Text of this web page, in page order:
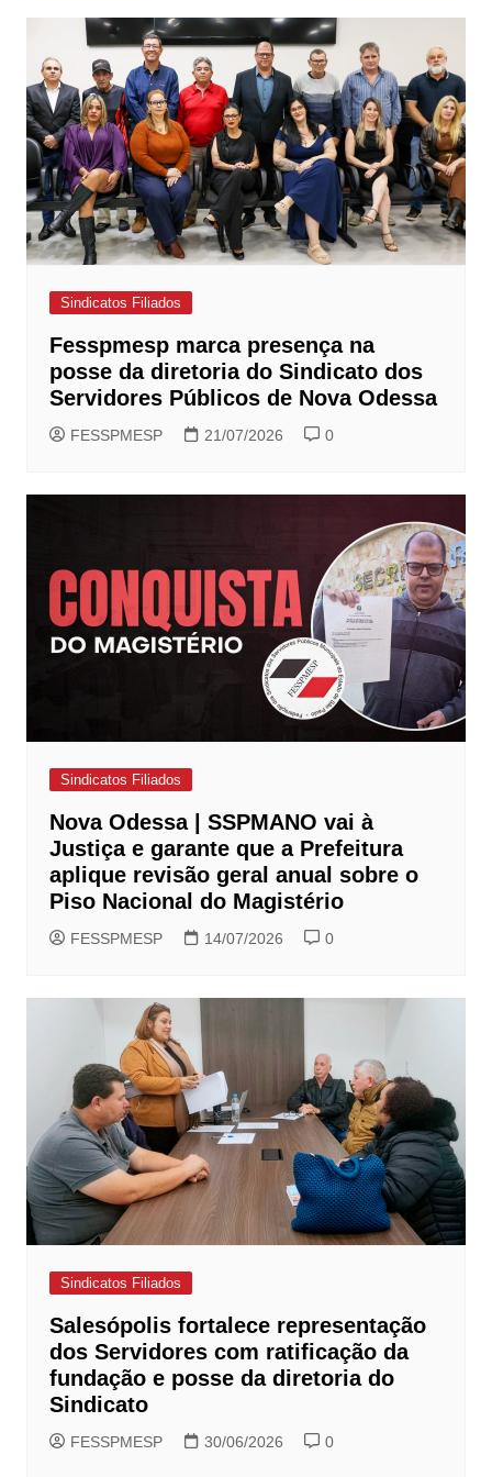
Post
Sindicatos Filiados
Fesspmesp marca presença na
posse da diretoria do Sindicato dos
Servidores Públicos de Nova Odessa
FESSPMESP 21/07/2026 0
Sindicatos Filiados
Nova Odessa | SSPMANO vai à
Justiça e garante que a Prefeitura
aplique revisão geral anual sobre o
Piso Nacional do Magistério
FESSPMESP 14/07/2026 0
Sindicatos Filiados
Salesópolis fortalece representação
dos Servidores com ratificação da
fundação e posse da diretoria do
Sindicato
FESSPMESP 30/06/2026 0